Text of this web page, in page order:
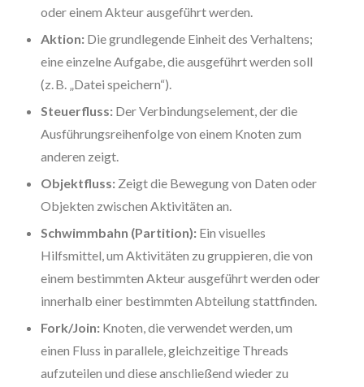
oder einem Akteur ausgeführt werden.
Aktion: Die grundlegende Einheit des Verhaltens;
eine einzelne Aufgabe, die ausgeführt werden soll
(z. B. „Datei speichern“).
Steuerfluss: Der Verbindungselement, der die
Ausführungsreihenfolge von einem Knoten zum
anderen zeigt.
Objektfluss: Zeigt die Bewegung von Daten oder
Objekten zwischen Aktivitäten an.
Schwimmbahn (Partition): Ein visuelles
Hilfsmittel, um Aktivitäten zu gruppieren, die von
einem bestimmten Akteur ausgeführt werden oder
innerhalb einer bestimmten Abteilung stattfinden.
Fork/Join: Knoten, die verwendet werden, um
einen Fluss in parallele, gleichzeitige Threads
aufzuteilen und diese anschließend wieder zu